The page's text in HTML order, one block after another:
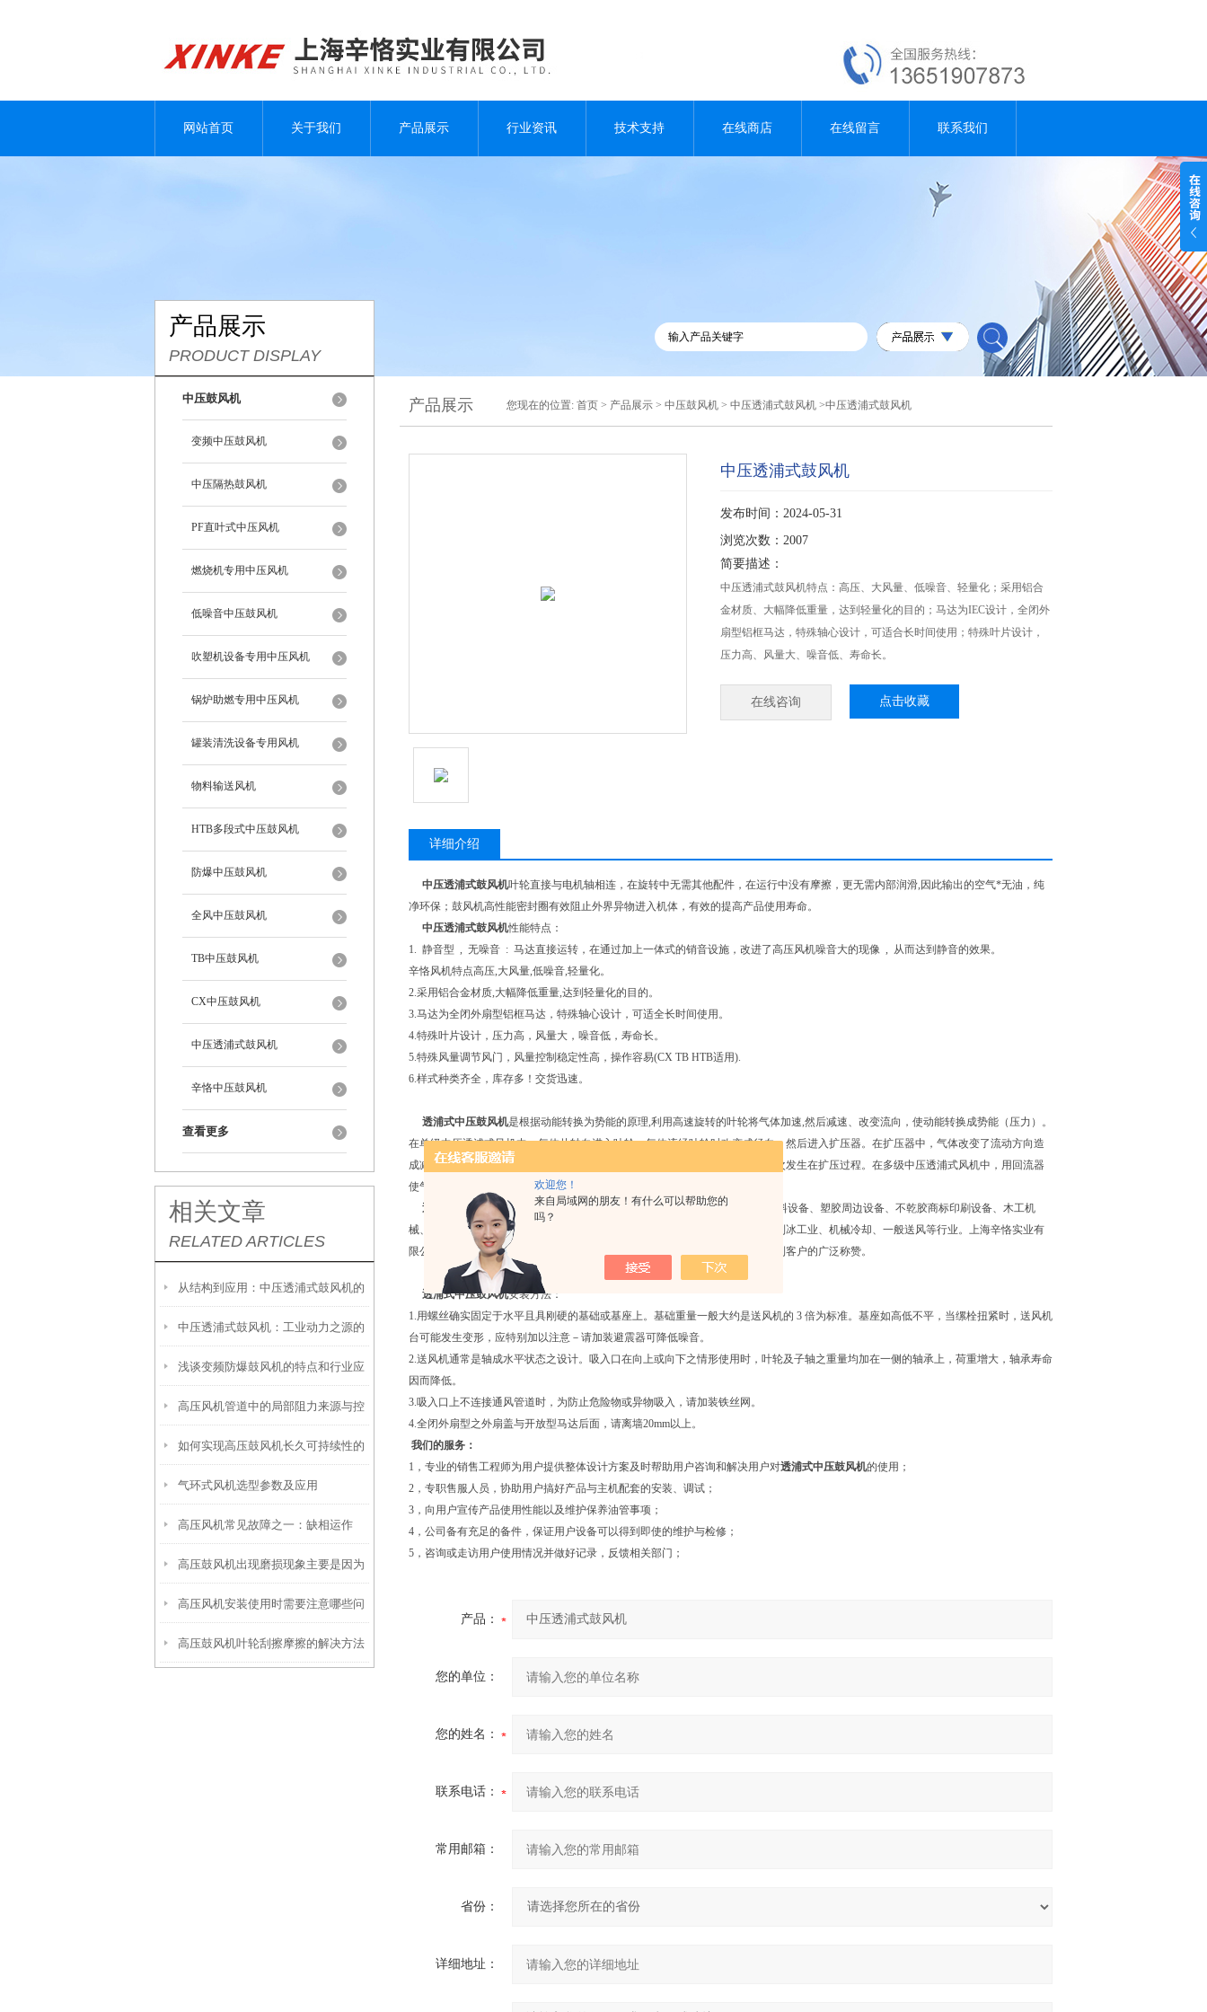
欢迎您！
来自局域网的朋友！有什么可以帮助您的
吗？
网站首页 关于我们 产品展示 行业资讯 技术支持 在线商店 在线留言 联系我们
产品展示
PRODUCT DISPLAY
中压鼓风机
变频中压鼓风机
中压隔热鼓风机
PF直叶式中压风机
燃烧机专用中压风机
低噪音中压鼓风机
吹塑机设备专用中压风机
锅炉助燃专用中压风机
罐装清洗设备专用风机
物料输送风机
HTB多段式中压鼓风机
防爆中压鼓风机
全风中压鼓风机
TB中压鼓风机
CX中压鼓风机
中压透浦式鼓风机
辛恪中压鼓风机
查看更多
相关文章
RELATED ARTICLES
从结构到应用：中压透浦式鼓风机的
特点与使用指南
中压透浦式鼓风机：工业动力之源的
精密演绎
浅谈变频防爆鼓风机的特点和行业应
用
高压风机管道中的局部阻力来源与控
制
如何实现高压鼓风机长久可持续性的
发展
气环式风机选型参数及应用
高压风机常见故障之一：缺相运作
高压鼓风机出现磨损现象主要是因为
这些原因
高压风机安装使用时需要注意哪些问
题
高压鼓风机叶轮刮擦摩擦的解决方法
产品展示 您现在的位置: 首页 > 产品展示 > 中压鼓风机 > 中压透浦式鼓风机 >中压透浦式鼓风机
中压透浦式鼓风机
发布时间：2024-05-31
浏览次数：2007
简要描述：
中压透浦式鼓风机特点：高压、大风量、低噪音、轻量化；采用铝合
金材质、大幅降低重量，达到轻量化的目的；马达为IEC设计，全闭外
扇型铝框马达，特殊轴心设计，可适合长时间使用；特殊叶片设计，
压力高、风量大、噪音低、寿命长。
在线咨询 点击收藏
详细介绍
中压透浦式鼓风机叶轮直接与电机轴相连，在旋转中无需其他配件，在运行中没有摩擦，更无需内部润滑,因此输出的空气*无油，纯
净环保；鼓风机高性能密封圈有效阻止外界异物进入机体，有效的提高产品使用寿命。
中压透浦式鼓风机性能特点：
1. 静音型 , 无噪音 : 马达直接运转，在通过加上一体式的销音设施，改进了高压风机噪音大的现像 , 从而达到静音的效果。
辛恪风机特点高压,大风量,低噪音,轻量化。
2.采用铝合金材质,大幅降低重量,达到轻量化的目的。
3.马达为全闭外扇型铝框马达，特殊轴心设计，可适全长时间使用。
4.特殊叶片设计，压力高，风量大，噪音低，寿命长。
5.特殊风量调节风门，风量控制稳定性高，操作容易(CX TB HTB适用).
6.样式种类齐全，库存多！交货迅速。
透浦式中压鼓风机是根据动能转换为势能的原理,利用高速旋转的叶轮将气体加速,然后减速、改变流向，使动能转换成势能（压力）。
在单级中压透浦式风机中，气体从轴向进入叶轮，气体流经叶轮时改变成径向，然后进入扩压器。在扩压器中，气体改变了流动方向造
成减速，这种减速作用将动能转换成压力能。压力增高主要发生在叶轮中，其次发生在扩压过程。在多级中压透浦式风机中，用回流器
使气流进入下一叶轮，产生更高压力。
透浦式
中压鼓风机广泛应用于印制电路板（PCB）设备、清洗设备、罐装饮料设备、塑胶周边设备、不乾胶商标印刷设备、木工机
械、窑业矿业、燃烧机、集尘机、焚化炉、粉立体输送、干燥机、玻璃工业、制冰工业、机械冷却、一般送风等行业。上海辛恪实业有
限公司因有透浦式鼓风机产品性能稳定、使用安全可靠，服务高效、快捷而受到客户的广泛称赞。
透浦式中压鼓风机安装方法：
1.用螺丝确实固定于水平且具刚硬的基础或基座上。基础重量一般大约是送风机的 3 倍为标准。基座如高低不平，当缧栓扭紧时，送风机
台可能发生变形，应特别加以注意－请加装避震器可降低噪音。
2.送风机通常是轴成水平状态之设计。吸入口在向上或向下之情形使用时，叶轮及子轴之重量均加在一侧的轴承上，荷重增大，轴承寿命
因而降低。
3.吸入口上不连接通风管道时，为防止危险物或异物吸入，请加装铁丝网。
4.全闭外扇型之外扇盖与开放型马达后面，请离墙20mm以上。
我们的服务：
1，专业的销售工程师为用户提供整体设计方案及时帮助用户咨询和解决用户对透浦式中压鼓风机的使用；
2，专职售服人员，协助用户搞好产品与主机配套的安装、调试；
3，向用户宣传产品使用性能以及维护保养油管事项；
4，公司备有充足的备件，保证用户设备可以得到即使的维护与检修；
5，咨询或走访用户使用情况并做好记录，反馈相关部门；
产品：
您的单位：
您的姓名：
联系电话：
常用邮箱：
省份：
详细地址：